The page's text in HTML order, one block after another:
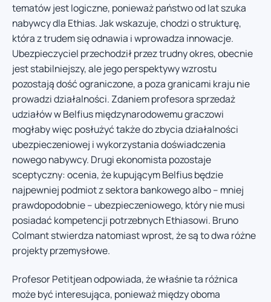
tematów jest logiczne, ponieważ państwo od lat szuka
nabywcy dla Ethias. Jak wskazuje, chodzi o strukturę,
która z trudem się odnawia i wprowadza innowacje.
Ubezpieczyciel przechodził przez trudny okres, obecnie
jest stabilniejszy, ale jego perspektywy wzrostu
pozostają dość ograniczone, a poza granicami kraju nie
prowadzi działalności. Zdaniem profesora sprzedaż
udziałów w Belfius międzynarodowemu graczowi
mogłaby więc posłużyć także do zbycia działalności
ubezpieczeniowej i wykorzystania doświadczenia
nowego nabywcy. Drugi ekonomista pozostaje
sceptyczny: ocenia, że kupującym Belfius będzie
najpewniej podmiot z sektora bankowego albo – mniej
prawdopodobnie – ubezpieczeniowego, który nie musi
posiadać kompetencji potrzebnych Ethiasowi. Bruno
Colmant stwierdza natomiast wprost, że są to dwa różne
projekty przemysłowe.
Profesor Petitjean odpowiada, że właśnie ta różnica
może być interesująca, ponieważ między oboma